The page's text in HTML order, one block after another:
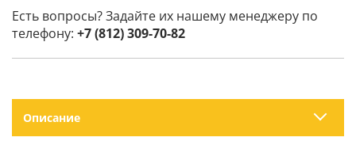
Есть вопросы? Задайте их нашему менеджеру по
телефону: +7 (812) 309-70-82
Описание